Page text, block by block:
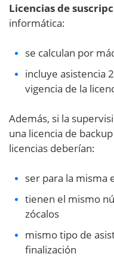
Licencias de
informática:
se calculan por
incluye asistencia
vigencia de la
Además, si la
una licencia de
licencias deberían:
ser para la misma
tienen el mismo
zócalos
mismo tipo de
finalización